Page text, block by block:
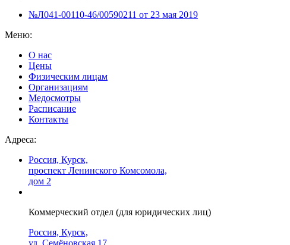
№Л041-00110-46/00590211 от 23 мая 2019
Меню:
О нас
Цены
Физическим лицам
Организациям
Медосмотры
Расписание
Контакты
Адреса:
Россия, Курск,
проспект Ленинского Комсомола,
дом 2
Коммерческий отдел (для юридических лиц)
Россия, Курск,
ул. Семёновская 17